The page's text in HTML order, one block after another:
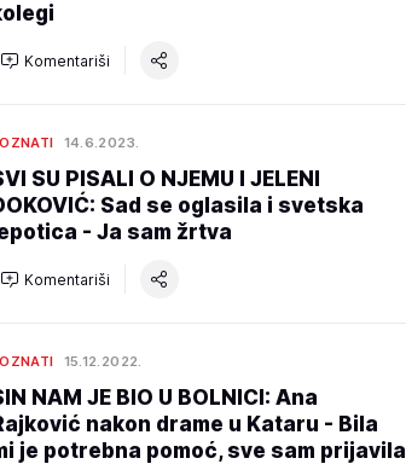
Komentariši
14.6.2023.
SU PISALI O NJEMU I JELENI
Sad se oglasila i svetska
- Ja sam žrtva
Komentariši
15.12.2022.
NAM JE BIO U BOLNICI: Ana
nakon drame u Kataru - Bila
je potrebna pomoć, sve sam prijavila